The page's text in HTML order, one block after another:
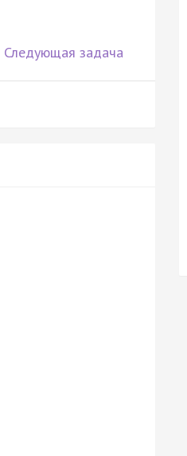
Следующая задача